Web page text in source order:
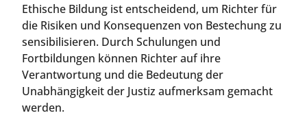
Ethische Bildung ist entscheidend, um Richter für
die Risiken und Konsequenzen von Bestechung zu
sensibilisieren. Durch Schulungen und
Fortbildungen können Richter auf ihre
Verantwortung und die Bedeutung der
Unabhängigkeit der Justiz aufmerksam gemacht
werden.